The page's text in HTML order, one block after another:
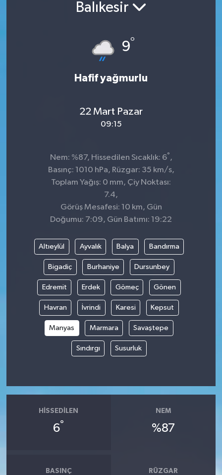
Balıkesir
9°
Hafif yağmurlu
22 Mart Pazar
09:15
Nem: %87, Hissedilen Sıcaklık: 6° ,
Basınç: 1010 hPa, Rüzgar: 35 km/s,
Toplam Yağış: 0 mm, Çiy Noktası:
7.4,
Görüş Mesafesi: 10 km, Gün
Doğumu: 7:09, Gün Batımı: 19:22
Altıeylül Ayvalık Balya Bandırma
Bigadiç Burhaniye Dursunbey
Edremit Erdek Gömeç Gönen
Havran İvrindi Karesi Kepsut
Manyas Marmara Savaştepe
Sındırgı Susurluk
HISSEDILEN
6°
NEM
%87
BASINÇ RÜZGAR